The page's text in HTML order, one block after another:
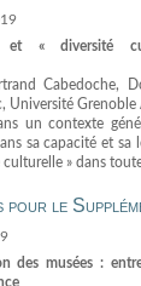
« diversité
Cabedoche,
Université Grenoble
un contexte
sa capacité et
» dans
pour le
des musées :